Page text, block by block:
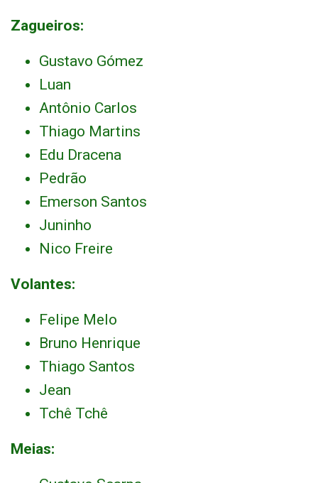
Zagueiros:
Gustavo Gómez
Luan
Antônio Carlos
Thiago Martins
Edu Dracena
Pedrão
Emerson Santos
Juninho
Nico Freire
Volantes:
Felipe Melo
Bruno Henrique
Thiago Santos
Jean
Tchê Tchê
Meias: